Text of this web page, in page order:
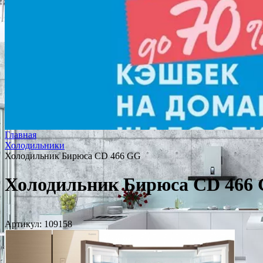
Главная
Холодильники
Холодильник Бирюса CD 466 GG
Холодильник Бирюса CD 466
Артикул: 109158